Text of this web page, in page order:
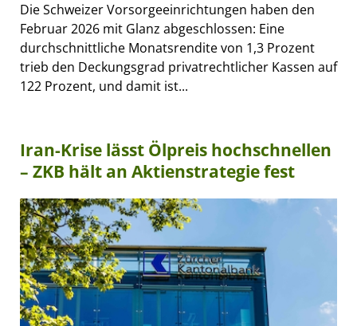
Die Schweizer Vorsorgeeinrichtungen haben den
Februar 2026 mit Glanz abgeschlossen: Eine
durchschnittliche Monatsrendite von 1,3 Prozent
trieb den Deckungsgrad privatrechtlicher Kassen auf
122 Prozent, und damit ist...
Iran-Krise lässt Ölpreis hochschnellen
– ZKB hält an Aktienstrategie fest